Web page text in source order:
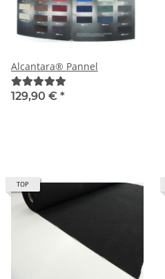
Alcantara® Pannel
129,90 € *
TOP